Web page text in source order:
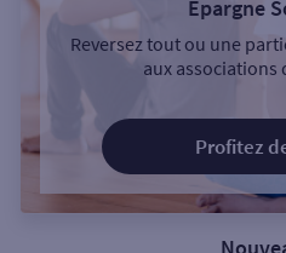
Epargne
Reversez tout ou une
aux associations
Profitez